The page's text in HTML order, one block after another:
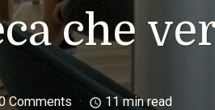
che
Comments access_time 11 min read